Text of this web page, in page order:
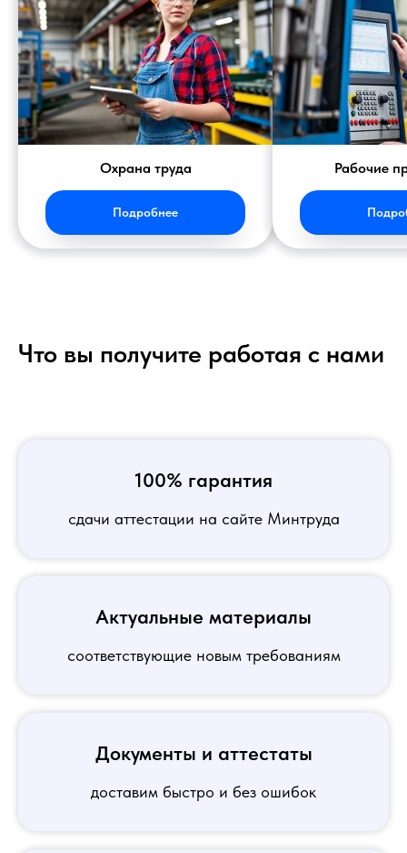
Охрана труда
Подробнее
Рабочие
Что вы получите работая с нами
100% гарантия
сдачи аттестации на сайте Минтруда
Актуальные материалы
соответствующие новым требованиям
Документы и аттестаты
доставим быстро и без ошибок